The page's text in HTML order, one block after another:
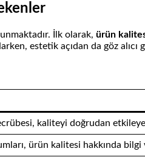
İlk olarak, ürün
estetik açıdan da göz alıcı
kaliteyi doğrudan
ürün kalitesi hakkında bilgi